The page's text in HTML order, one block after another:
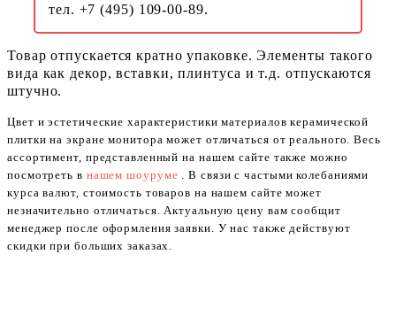
тел. +7 (495) 109-00-89.
Товар отпускается кратно упаковке. Элементы такого
вида как декор, вставки, плинтуса и т.д. отпускаются
штучно.
Цвет и эстетические характеристики материалов керамической
плитки на экране монитора может отличаться от реального. Весь
ассортимент, представленный на нашем сайте также можно
посмотреть в нашем шоуруме . В связи с частыми колебаниями
курса валют, стоимость товаров на нашем сайте может
незначительно отличаться. Актуальную цену вам сообщит
менеджер после оформления заявки. У нас также действуют
скидки при больших заказах.